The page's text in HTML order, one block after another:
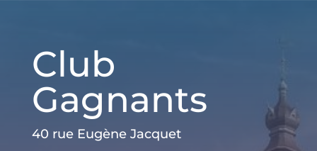
Club
Gagnants
40 rue Eugène Jacquet